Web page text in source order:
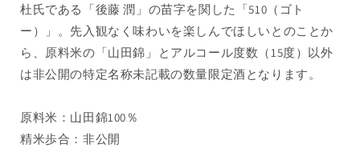
を
減
ら
す
を
増
や
す
杜氏である「後藤 潤」の苗字を関した「510（ゴト
ー）」。先入観なく味わいを楽しんでほしいとのことか
ら、原料米の「山田錦」とアルコール度数（15度）以外
は非公開の特定名称未記載の数量限定酒となります。
原料米：山田錦100％
精米歩合：非公開